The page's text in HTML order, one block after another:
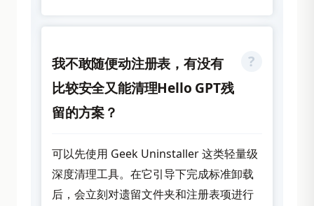
我不敢随便动注册表，有没有
比较安全又能清理Hello GPT残
留的方案？
可以先使用 Geek Uninstaller 这类轻量级
深度清理工具。在它引导下完成标准卸载
后，会立刻对遗留文件夹和注册表项进行